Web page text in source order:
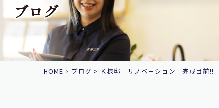
ブログ
HOME > ブログ > Ｋ様邸 リノベーション 完成目前!!